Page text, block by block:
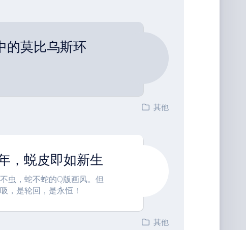
莫比乌斯环
其他
，蜕皮即如新生
虫，蛇不蛇的Q版画风。但
，是轮回，是永恒！
其他